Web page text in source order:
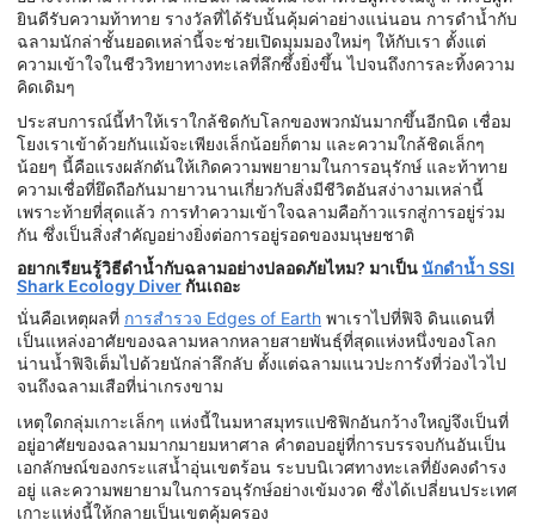
ยินดีรับความท้าทาย รางวัลที่ได้รับนั้นคุ้มค่าอย่างแน่นอน การดำน้ำกับ
ฉลามนักล่าชั้นยอดเหล่านี้จะช่วยเปิดมุมมองใหม่ๆ ให้กับเรา ตั้งแต่
ความเข้าใจในชีววิทยาทางทะเลที่ลึกซึ้งยิ่งขึ้น ไปจนถึงการละทิ้งความ
คิดเดิมๆ
ประสบการณ์นี้ทำให้เราใกล้ชิดกับโลกของพวกมันมากขึ้นอีกนิด เชื่อม
โยงเราเข้าด้วยกันแม้จะเพียงเล็กน้อยก็ตาม และความใกล้ชิดเล็กๆ
น้อยๆ นี้คือแรงผลักดันให้เกิดความพยายามในการอนุรักษ์ และท้าทาย
ความเชื่อที่ยึดถือกันมายาวนานเกี่ยวกับสิ่งมีชีวิตอันสง่างามเหล่านี้
เพราะท้ายที่สุดแล้ว การทำความเข้าใจฉลามคือก้าวแรกสู่การอยู่ร่วม
กัน ซึ่งเป็นสิ่งสำคัญอย่างยิ่งต่อการอยู่รอดของมนุษยชาติ
อยากเรียนรู้วิธีดำน้ำกับฉลามอย่างปลอดภัยไหม? มาเป็นนักดำน้ำ SSI
Shark Ecology Diver กันเถอะ
นั่นคือเหตุผลที่ การสำรวจ Edges of Earth พาเราไปที่ฟิจิ ดินแดนที่
เป็นแหล่งอาศัยของฉลามหลากหลายสายพันธุ์ที่สุดแห่งหนึ่งของโลก
น่านน้ำฟิจิเต็มไปด้วยนักล่าลึกลับ ตั้งแต่ฉลามแนวปะการังที่ว่องไวไป
จนถึงฉลามเสือที่น่าเกรงขาม
เหตุใดกลุ่มเกาะเล็กๆ แห่งนี้ในมหาสมุทรแปซิฟิกอันกว้างใหญ่จึงเป็นที่
อยู่อาศัยของฉลามมากมายมหาศาล คำตอบอยู่ที่การบรรจบกันอันเป็น
เอกลักษณ์ของกระแสน้ำอุ่นเขตร้อน ระบบนิเวศทางทะเลที่ยังคงดำรง
อยู่ และความพยายามในการอนุรักษ์อย่างเข้มงวด ซึ่งได้เปลี่ยนประเทศ
เกาะแห่งนี้ให้กลายเป็นเขตคุ้มครอง